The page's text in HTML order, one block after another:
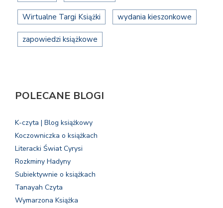
Wirtualne Targi Książki wydania kieszonkowe
zapowiedzi książkowe
POLECANE BLOGI
K-czyta | Blog książkowy
Koczowniczka o książkach
Literacki Świat Cyrysi
Rozkminy Hadyny
Subiektywnie o książkach
Tanayah Czyta
Wymarzona Książka